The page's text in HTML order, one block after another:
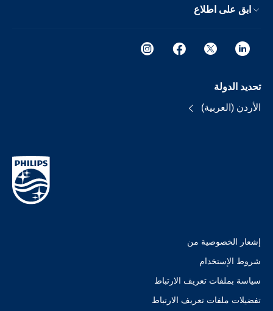
ابق على اطلاع
تحديد الدولة
الأردن (العربية)
إشعار الخصوصية من
شروط الإستخدام
سياسة بملفات تعريف الارتباط
تفضيلات ملفات تعريف الارتباط